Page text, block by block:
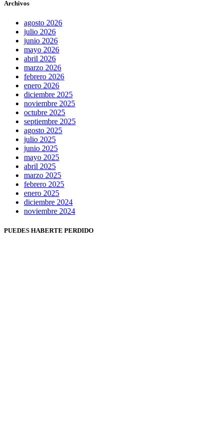
Archivos
agosto 2026
julio 2026
junio 2026
mayo 2026
abril 2026
marzo 2026
febrero 2026
enero 2026
diciembre 2025
noviembre 2025
octubre 2025
septiembre 2025
agosto 2025
julio 2025
junio 2025
mayo 2025
abril 2025
marzo 2025
febrero 2025
enero 2025
diciembre 2024
noviembre 2024
PUEDES HABERTE PERDIDO